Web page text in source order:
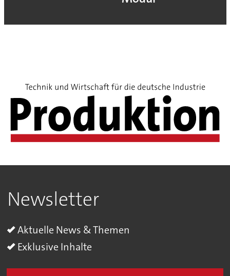
Newsletter
Aktuelle News & Themen
Exklusive Inhalte